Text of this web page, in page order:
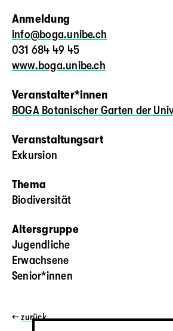
Anmeldung
info@boga.unibe.ch
031 684 49 45
www.boga.unibe.ch
Veranstalter*innen
BOGA Botanischer Garten der
Veranstaltungsart
Exkursion
Thema
Biodiversität
Altersgruppe
Jugendliche
Erwachsene
Senior*innen
←zurück